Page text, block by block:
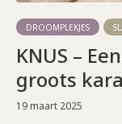
DROOMPLEKJES
KNUS –
groots
19 maart 2025